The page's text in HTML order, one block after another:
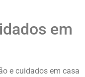
em
e cuidados em casa